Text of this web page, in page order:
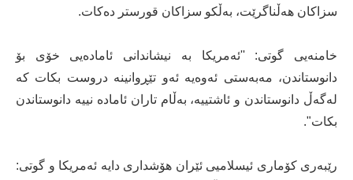
سزاکان هەڵناگرێت، بەڵکو سزاکان قورستر دەکات.
خامنەیی گوتی: ''ئەمریکا بە نیشاندانی ئامادەیی خۆی بۆ
دانوستاندن، مەبەستی ئەوەیە ئەو تێڕوانینە دروست بکات کە
لەگەڵ دانوستاندن و ئاشتییە، بەڵام تاران ئامادە نییە دانوستاندن
بکات".
رێبەری کۆماری ئیسلامیی ئێران هۆشداری دایە ئەمریکا و گوتی: